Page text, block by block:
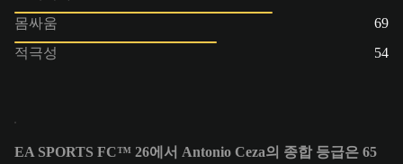
몸싸움
69
적극성
54
EA SPORTS FC™ 26에서 Antonio Ceza의 종합 등급은 65